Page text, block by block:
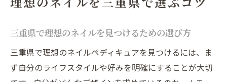
三重県で理想のネイルを見つけるための選び方
三重県で理想のネイルペディキュアを見つけるには、ま
ず自分のライフスタイルや好みを明確にすることが大切